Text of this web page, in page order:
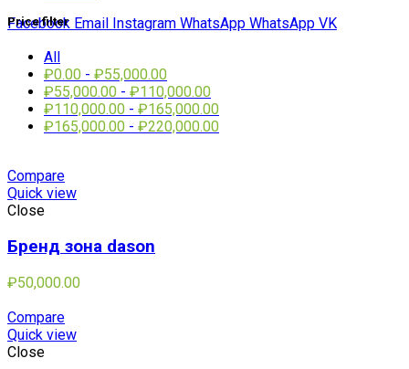
Facebook Email Instagram WhatsApp WhatsApp VK
Price filter
All
₽0.00 - ₽55,000.00
₽55,000.00 - ₽110,000.00
₽110,000.00 - ₽165,000.00
₽165,000.00 - ₽220,000.00
Compare
Quick view
Close
Бренд зона dason
₽50,000.00
Compare
Quick view
Close